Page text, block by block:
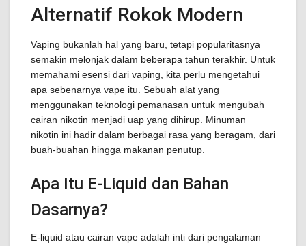
Alternatif Rokok Modern
Vaping bukanlah hal yang baru, tetapi popularitasnya
semakin melonjak dalam beberapa tahun terakhir. Untuk
memahami esensi dari vaping, kita perlu mengetahui
apa sebenarnya vape itu. Sebuah alat yang
menggunakan teknologi pemanasan untuk mengubah
cairan nikotin menjadi uap yang dihirup. Minuman
nikotin ini hadir dalam berbagai rasa yang beragam, dari
buah-buahan hingga makanan penutup.
Apa Itu E-Liquid dan Bahan
Dasarnya?
E-liquid atau cairan vape adalah inti dari pengalaman